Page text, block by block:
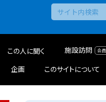
この人に聞く
施設訪問
企画 このサイトについて